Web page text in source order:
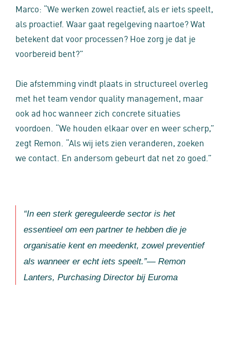
Marco: “We werken zowel reactief, als er iets speelt,
als proactief. Waar gaat regelgeving naartoe? Wat
betekent dat voor processen? Hoe zorg je dat je
voorbereid bent?”
Die afstemming vindt plaats in structureel overleg
met het team vendor quality management, maar
ook ad hoc wanneer zich concrete situaties
voordoen. “We houden elkaar over en weer scherp,”
zegt Remon. “Als wij iets zien veranderen, zoeken
we contact. En andersom gebeurt dat net zo goed.”
“In een sterk gereguleerde sector is het
essentieel om een partner te hebben die je
organisatie kent en meedenkt, zowel preventief
als wanneer er echt iets speelt.”— Remon
Lanters, Purchasing Director bij Euroma